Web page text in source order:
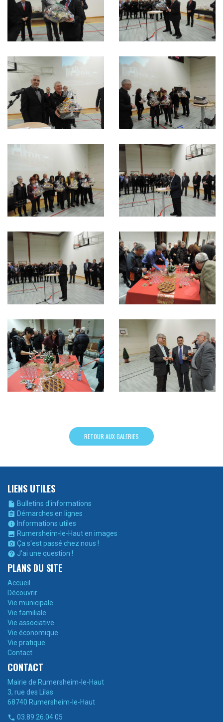
RETOUR AUX GALERIES
LIENS UTILES
 Bulletins d'informations
 Démarches en lignes
 Informations utiles
 Rumersheim-le-Haut en images
 Ça s'est passé chez nous !
 J'ai une question !
PLANS DU SITE
Accueil
Découvrir
Vie municipale
Vie familiale
Vie associative
Vie économique
Vie pratique
Contact
CONTACT
Mairie de Rumersheim-le-Haut
3, rue des Lilas
68740 Rumersheim-le-Haut
 03.89.26.04.05